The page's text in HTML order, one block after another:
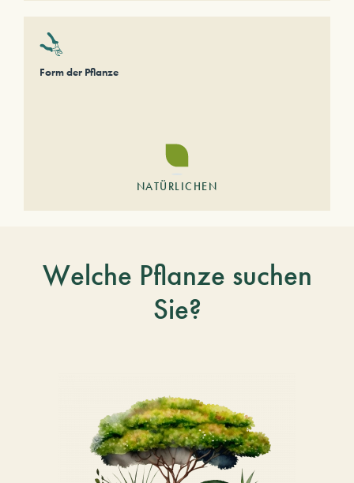
Form der Pflanze
NATÜRLICHEN
Welche Pflanze suchen
Sie?